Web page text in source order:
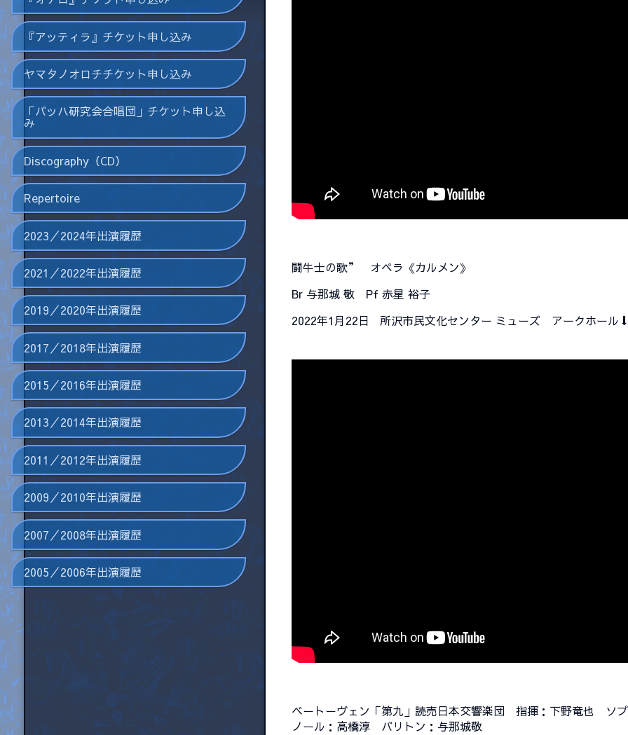
『アッティラ』チケット申し込み
ヤマタノオロチチケット申し込み
「バッハ研究会合唱団」チケット申し込
み
Discography（CD）
Repertoire
2023／2024年出演履歴
2021／2022年出演履歴
2019／2020年出演履歴
2017／2018年出演履歴
2015／2016年出演履歴
2013／2014年出演履歴
2011／2012年出演履歴
2009／2010年出演履歴
2007／2008年出演履歴
2005／2006年出演履歴
闘牛士の歌” オペラ《カルメン》
Br 与那城 敬 Pf 赤星 裕子
2022年1月22日 所沢市民文化センター ミューズ アークホール
ベートーヴェン「第九」読売日本交響楽団 指揮：下野竜也 ソ
ノール：高橋淳 バリトン：与那城敬